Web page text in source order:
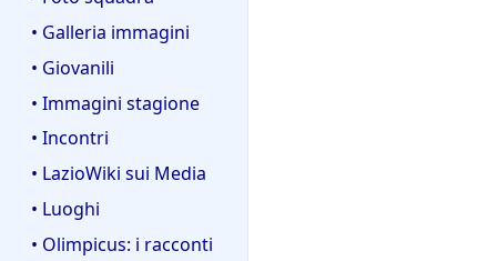
• Galleria immagini
• Giovanili
• Immagini stagione
• Incontri
• LazioWiki sui Media
• Luoghi
• Olimpicus: i racconti